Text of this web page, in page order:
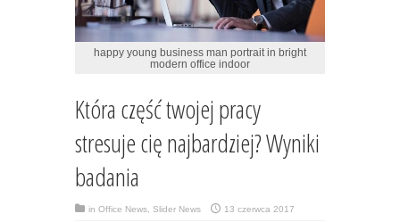
happy young business man portrait in bright
modern office indoor
Która część twojej pracy
stresuje cię najbardziej? Wyniki
badania
in Office News Slider News 13 czerwca 2017